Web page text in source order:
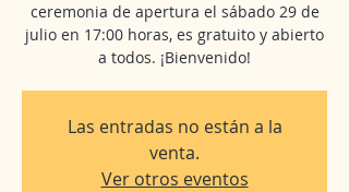
ceremonia de apertura el sábado 29 de
julio en 17:00 horas, es gratuito y abierto
a todos. ¡Bienvenido!
Las entradas no están a la
venta.
Ver otros eventos